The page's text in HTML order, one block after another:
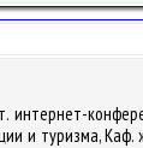
интернет-
и туризма, Каф.